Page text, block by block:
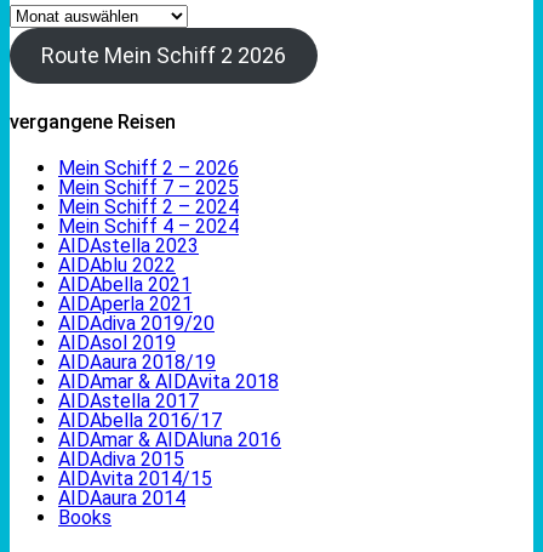
Archiv
Route Mein Schiff 2 2026
vergangene Reisen
Mein Schiff 2 – 2026
Mein Schiff 7 – 2025
Mein Schiff 2 – 2024
Mein Schiff 4 – 2024
AIDAstella 2023
AIDAblu 2022
AIDAbella 2021
AIDAperla 2021
AIDAdiva 2019/20
AIDAsol 2019
AIDAaura 2018/19
AIDAmar & AIDAvita 2018
AIDAstella 2017
AIDAbella 2016/17
AIDAmar & AIDAluna 2016
AIDAdiva 2015
AIDAvita 2014/15
AIDAaura 2014
Books